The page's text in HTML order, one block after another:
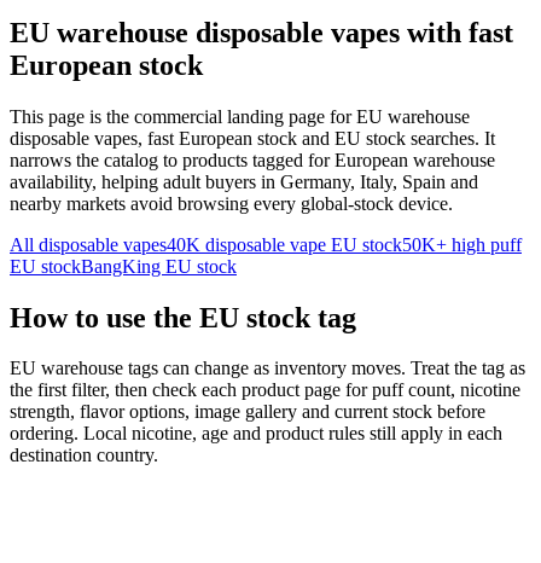
EU warehouse disposable vapes with fast
European stock
This page is the commercial landing page for EU warehouse
disposable vapes, fast European stock and EU stock searches. It
narrows the catalog to products tagged for European warehouse
availability, helping adult buyers in Germany, Italy, Spain and
nearby markets avoid browsing every global-stock device.
All disposable vapes40K disposable vape EU stock50K+ high puff
EU stockBangKing EU stock
How to use the EU stock tag
EU warehouse tags can change as inventory moves. Treat the tag as
the first filter, then check each product page for puff count, nicotine
strength, flavor options, image gallery and current stock before
ordering. Local nicotine, age and product rules still apply in each
destination country.